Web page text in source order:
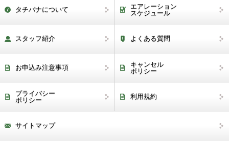
タチバナについて
エアレーション
スケジュール
スタッフ紹介 よくある質問
お申込み注意事項
キャンセル
ポリシー
プライバシー
ポリシー
利用規約
サイトマップ